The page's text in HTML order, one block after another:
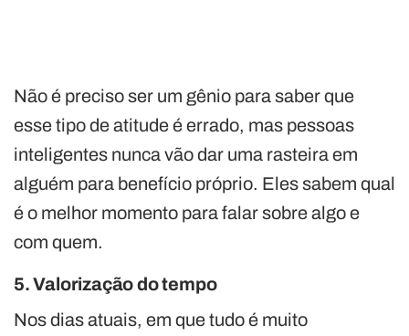
Não é preciso ser um gênio para saber que
esse tipo de atitude é errado, mas pessoas
inteligentes nunca vão dar uma rasteira em
alguém para benefício próprio. Eles sabem qual
é o melhor momento para falar sobre algo e
com quem.
5. Valorização do tempo
Nos dias atuais, em que tudo é muito